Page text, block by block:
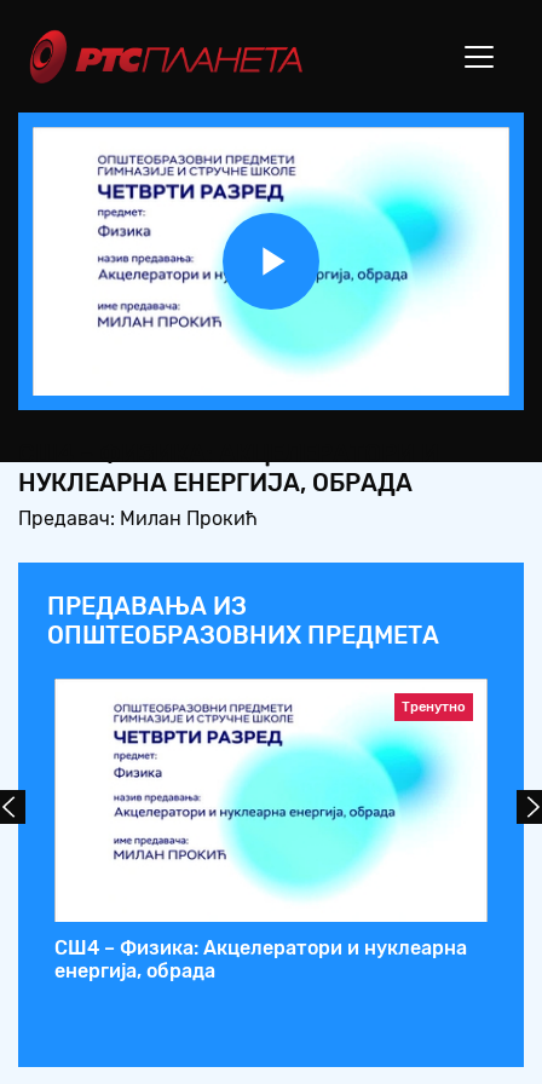
Play
Video
НУКЛЕАРНА ЕНЕРГИЈА, ОБРАДА
Предавач: Милан Прокић
ПРЕДАВАЊА ИЗ
ОПШТЕОБРАЗОВНИХ ПРЕДМЕТА
Тренутно
СШ4 – Физика: Акцелератори и нуклеарна
енергија, обрада